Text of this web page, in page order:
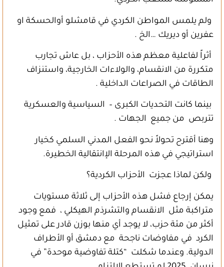
ولم يلمس المواطن الكردي في قامشلو أوالحسكة او
عفرين أو ديريك …الخ .
أثراً لفاعلية معظم هذه الأحزاب ، بل عاش تجارب
متكررة من الانقسام، والولاءات الخارجية، واستنزاف
الطاقات في الصراعات الداخلية .
بينما كانت التحديات الكبرى – السياسية والعسكرية
تتربص من جميع الجهات .
وهنا أقترح تحولاً نحو الفعل المدني السلمي كخيار
استراتيجي في هذه المرحلة الإانتقالية الخطيرة.
ولكن لماذا عجزت الأحزاب الكردية؟
يمكن إرجاع فشل هذه الأحزاب إلى ثلاثة مستويات
متراكبة مثل الانقسام والتشرذم الهيكلي ، فمع وجود
أكثر من مئة حزب، لا يوجد أي منها بوزن قادر على تمثيل
الكرد في مفاوضات ناجحة مع دمشق أو الأطراف
الدولية. وعندما شكلت “كتلة تفاوضية موحدة” في